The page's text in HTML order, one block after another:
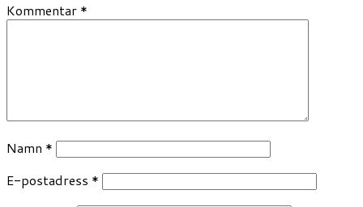
Kommentar *
Namn *
E-postadress *